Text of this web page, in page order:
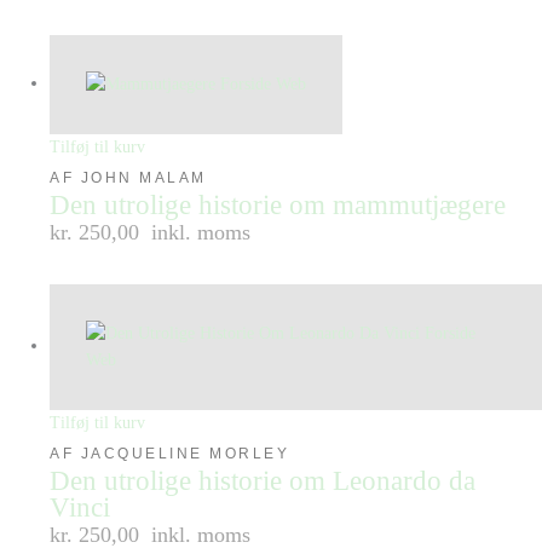
Tilføj til kurv
AF JOHN MALAM
Den utrolige historie om mammutjægere
kr. 250,00 inkl. moms
Tilføj til kurv
AF JACQUELINE MORLEY
Den utrolige historie om Leonardo da
Vinci
kr. 250,00 inkl. moms